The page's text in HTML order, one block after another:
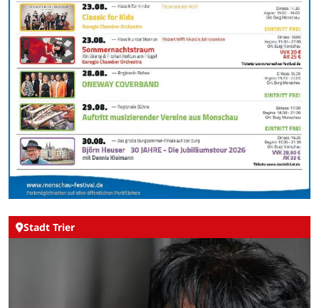
Stadt Trier